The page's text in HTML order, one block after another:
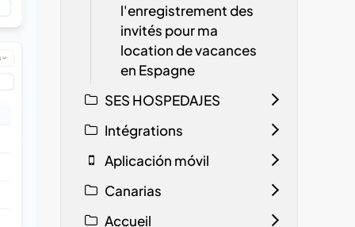
l'enregistrement des
invités pour ma
location de vacances
en Espagne
SES HOSPEDAJES
Intégrations
Aplicación móvil
Canarias
Accueil